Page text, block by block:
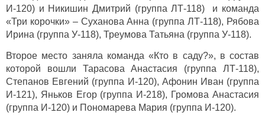
И-120) и Никишин Дмитрий (группа ЛТ-118) и команда
«Три корочки» – Суханова Анна (группа ЛТ-118), Рябова
Ирина (группа У-118), Треумова Татьяна (группа У-118).
Второе место заняла команда «Кто в саду?», в состав
которой вошли Тарасова Анастасия (группа ЛТ-118),
Степанов Евгений (группа И-120), Афонин Иван (группа
И-121), Яньков Егор (группа И-218), Громова Анастасия
(группа И-120) и Пономарева Мария (группа И-120).